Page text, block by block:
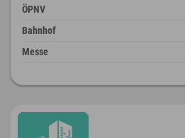
ÖPNV
Bahnhof
Messe